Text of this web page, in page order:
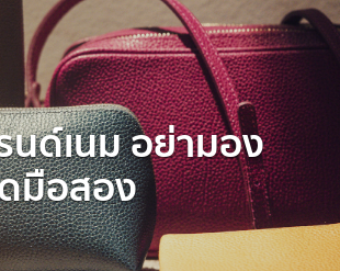
นด์เนม อย่ามอง
มือสอง